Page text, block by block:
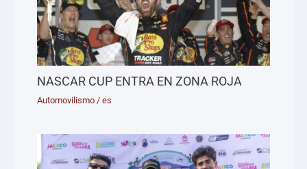
NASCAR CUP ENTRA EN ZONA ROJA
Automovilismo /es